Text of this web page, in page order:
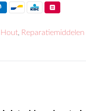
Hout, Reparatiemiddelen